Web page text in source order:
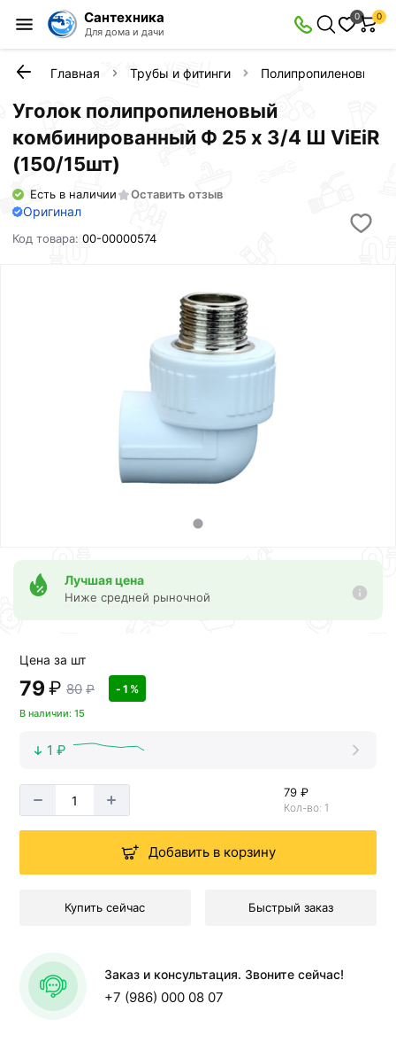
Сантехника
Для дома и дачи
0 0
Главная Трубы и фитинги Полипропиленовые
Уголок полипропиленовый
комбинированный Ф 25 х 3/4 Ш ViEiR
(150/15шт)
Есть в наличии Оставить отзыв
Оригинал
Код товара:00-00000574
Лучшая цена
Ниже средней рыночной
Цена за шт
79 ₽ 80 ₽ - 1 %
В наличии: 15
1 ₽
79 ₽
Кол-во: 1
Добавить в корзину
Купить сейчас Быстрый заказ
Заказ и консультация. Звоните сейчас!
+7 (986) 000 08 07